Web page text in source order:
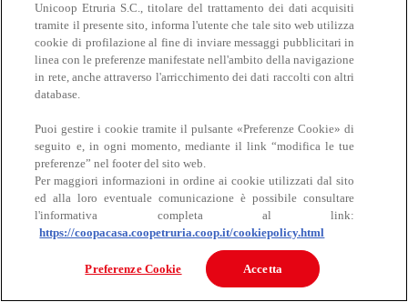
Carne
Carne
Bovino
Unicoop Etruria S.C., titolare del trattamento dei dati acquisiti
tramite il presente sito, informa l'utente che tale sito web utilizza
cookie di profilazione al fine di inviare messaggi pubblicitari in
linea con le preferenze manifestate nell'ambito della navigazione
in rete, anche attraverso l'arricchimento dei dati raccolti con altri
database.
Puoi gestire i cookie tramite il pulsante «Preferenze Cookie» di
seguito e, in ogni momento, mediante il link “modifica le tue
preferenze” nel footer del sito web.
Per maggiori informazioni in ordine ai cookie utilizzati dal sito
ed alla loro eventuale comunicazione è possibile consultare
l'informativa completa al link:
https://coopacasa.coopetruria.coop.it/cookiepolicy.html
Preferenze Cookie Accetta